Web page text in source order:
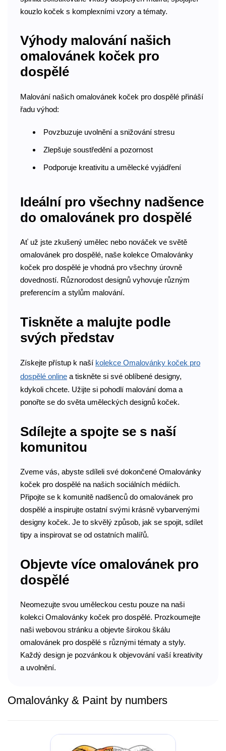
kouzlo koček s komplexními vzory a tématy.
Výhody malování našich
omalovánek koček pro
dospělé
Malování našich omalovánek koček pro dospělé přináší
řadu výhod:
Povzbuzuje uvolnění a snižování stresu
Zlepšuje soustředění a pozornost
Podporuje kreativitu a umělecké vyjádření
Ideální pro všechny nadšence
do omalovánek pro dospělé
Ať už jste zkušený umělec nebo nováček ve světě
omalovánek pro dospělé, naše kolekce Omalovánky
koček pro dospělé je vhodná pro všechny úrovně
dovedností. Různorodost designů vyhovuje různým
preferencím a stylům malování.
Tiskněte a malujte podle
svých představ
Získejte přístup k naší kolekce Omalovánky koček pro
dospělé online a tiskněte si své oblíbené designy,
kdykoli chcete. Užijte si pohodlí malování doma a
ponořte se do světa uměleckých designů koček.
Sdílejte a spojte se s naší
komunitou
Zveme vás, abyste sdíleli své dokončené Omalovánky
koček pro dospělé na našich sociálních médiích.
Připojte se k komunitě nadšenců do omalovánek pro
dospělé a inspirujte ostatní svými krásně vybarvenými
designy koček. Je to skvělý způsob, jak se spojit, sdílet
tipy a inspirovat se od ostatních malířů.
Objevte více omalovánek pro
dospělé
Neomezujte svou uměleckou cestu pouze na naši
kolekci Omalovánky koček pro dospělé. Prozkoumejte
naši webovou stránku a objevte širokou škálu
omalovánek pro dospělé s různými tématy a styly.
Každý design je pozvánkou k objevování vaší kreativity
a uvolnění.
Omalovánky & Paint by numbers